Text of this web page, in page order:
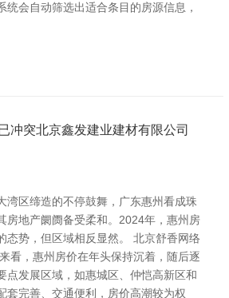
统会自动筛选出适合条目的房源信息，
冲突北京鑫发建业建材有限公司
湾区缔造的不停鼓舞，广东惠州看成珠
房地产阛阓备受柔和。2024年，惠州房
态势，但区域相反显然。 北京舒香网络
看，惠州房价在年头保持沉着，随后逐
点发展区域，如惠城区、仲恺高新区和
套完善、交通便利，房价高潮较为权